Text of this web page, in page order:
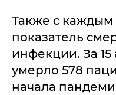
Также с каждым
показатель
инфекции. За
умерло 578
начала